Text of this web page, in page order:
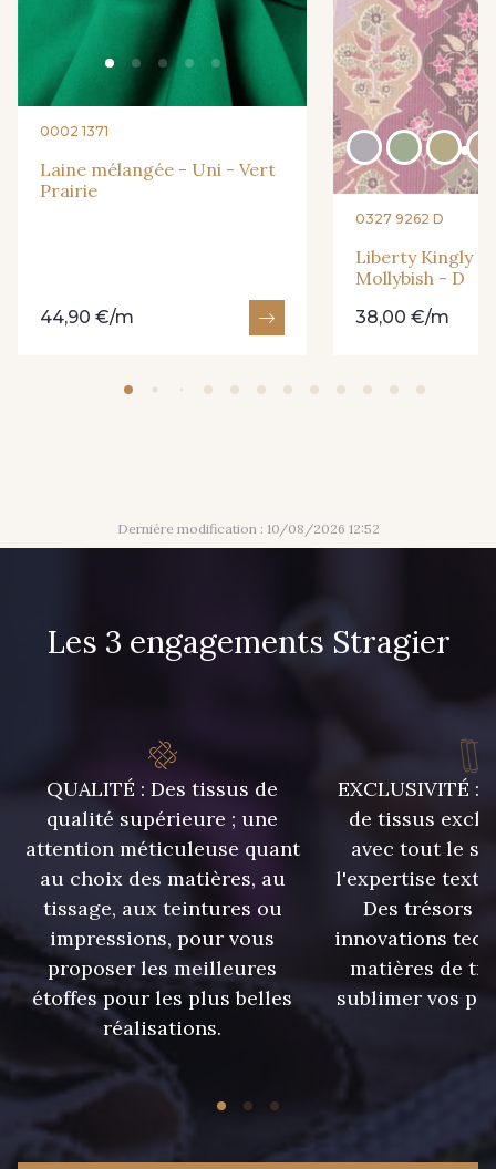
0002 1371
Laine mélangée - Uni - Vert
Prairie
44,90 €/m
0327 9262 D
Liberty Kingly
Mollybish - D
38,00 €/m
Dernière modification : 10/08/2026 12:52
Les 3 engagements Stragier
QUALITÉ : Des tissus de
qualité supérieure ; une
attention méticuleuse quant
au choix des matières, au
tissage, aux teintures ou
impressions, pour vous
proposer les meilleures
étoffes pour les plus belles
réalisations.
EXCLUSIVITÉ :
de tissus
avec tout le
l'expertise
Des trésors
innovations
matières de
sublimer vos